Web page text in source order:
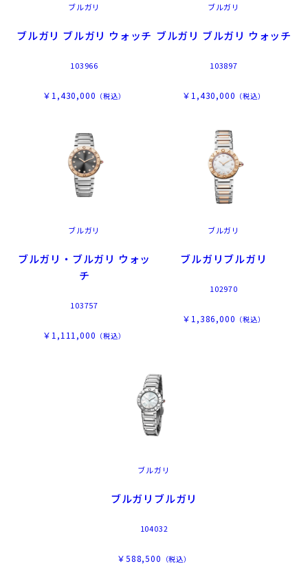
ブルガリ
ブルガリ ブルガリ ウォッチ
103966
￥1,430,000 （税込）
ブルガリ
ブルガリ ブルガリ ウォッチ
103897
￥1,430,000 （税込）
ブルガリ
ブルガリ・ブルガリ ウォッ
チ
103757
￥1,111,000 （税込）
ブルガリ
ブルガリブルガリ
102970
￥1,386,000 （税込）
ブルガリ
ブルガリブルガリ
104032
￥588,500 （税込）